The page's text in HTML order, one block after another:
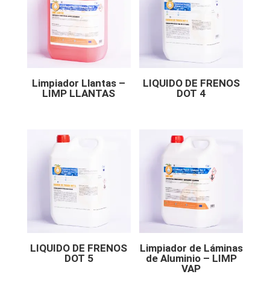
Limpiador Llantas –
LIMP LLANTAS
LIQUIDO DE FRENOS
DOT 4
LIQUIDO DE FRENOS
DOT 5
Limpiador de Láminas
de Aluminio – LIMP
VAP